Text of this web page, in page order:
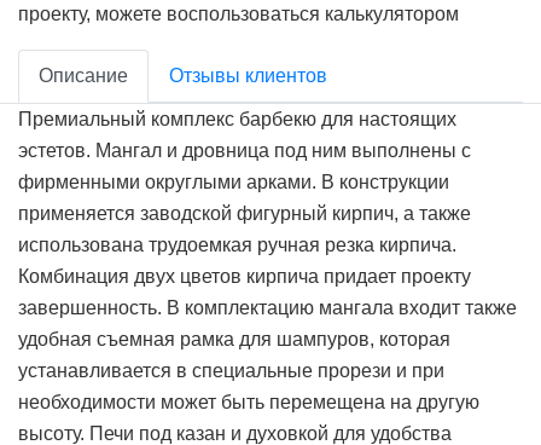
проекту, можете воспользоваться калькулятором
Описание Отзывы клиентов
Премиальный комплекс барбекю для настоящих
эстетов. Мангал и дровница под ним выполнены с
фирменными округлыми арками. В конструкции
применяется заводской фигурный кирпич, а также
использована трудоемкая ручная резка кирпича.
Комбинация двух цветов кирпича придает проекту
завершенность. В комплектацию мангала входит также
удобная съемная рамка для шампуров, которая
устанавливается в специальные прорези и при
необходимости может быть перемещена на другую
высоту. Печи под казан и духовкой для удобства